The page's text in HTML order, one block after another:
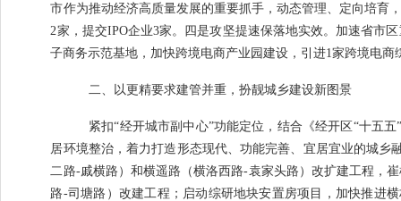
市作为推动经济高质量发展的重要抓手，动态管理、定向培育
2家，提交IPO企业3家。 四是攻坚提速保落地实效。 加速省市
子商务示范基地，加快跨境电商产业园建设，引进1家跨境电商
二、以更精要求建管并重，扮靓城乡建设新图景
紧扣“经开城市副中心”功能定位，结合《经开区 “十五五
居环境整治，着力打造形态现代、功能完善、宜居宜业的城乡
二路-戚横路）和横遥路（横洛西路-袁家头路）改扩建工程，
路-司塘路）改建工程；启动综研地块安置房项目，加快推进